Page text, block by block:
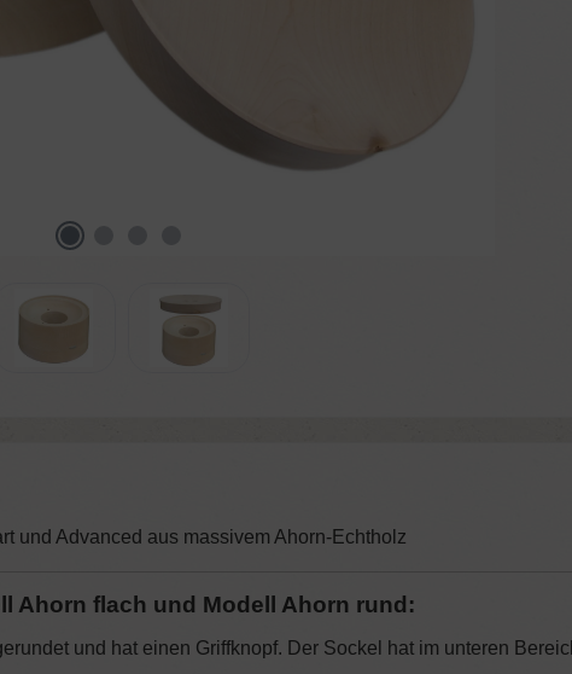
und Advanced aus massivem Ahorn-Echtholz
Ahorn flach und Modell Ahorn rund:
und hat einen Griffknopf. Der Sockel hat im unteren